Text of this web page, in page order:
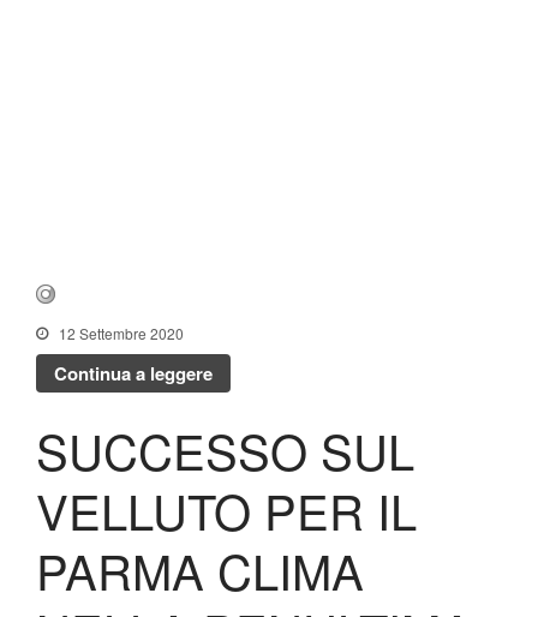
12 Settembre 2020
Continua a leggere
SUCCESSO SUL
VELLUTO PER IL
PARMA CLIMA